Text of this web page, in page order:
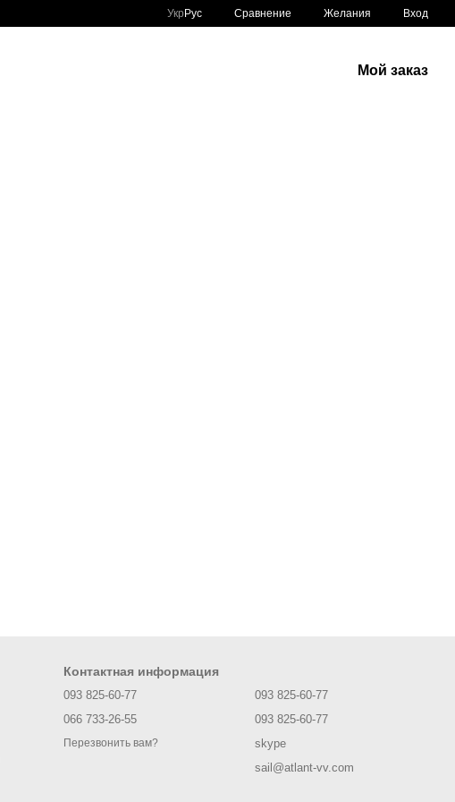
Укр Рус Сравнение Желания Вход
Мой заказ
Контактная информация
093 825-60-77
066 733-26-55
Перезвонить вам?
093 825-60-77
093 825-60-77
skype
sail@atlant-vv.com